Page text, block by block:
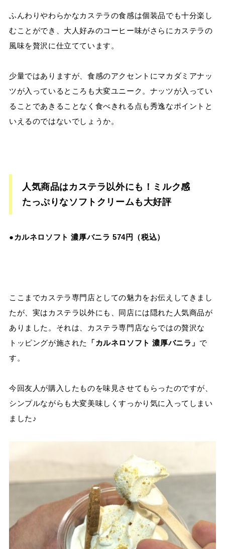
ふんわりやわらかなカステラの食感は個装品でも十分楽し
むことができ、大人好みのコーヒー味がさらにカステラの
風味を贅沢に仕立てています。
少量ではありますが、食感のアクセントにマカダミアナッ
ツが入っているところも大変ユニーク。ナッツが入ってい
ることであきることなく食べきれる点も秀逸なポイントと
いえるのではないでしょうか。
人気商品はカステラ以外にも！ミルク感
たっぷりなソフトクリームも大好評
●カルネロソフト 濃厚バニラ 574円（税込）
ここまでカステラ専門店としての魅力をお伝えしてきまし
たが、実はカステラ以外にも、同店には隠れた人気商品が
ありました。それは、カステラ専門店ならではの贅沢な
トッピングが施された
「カルネロソフト 濃厚バニラ」 で
す。
今回友人が購入したものを味見させてもらったのですが、
シンプルながらも大変美味しくすっかり気に入ってしまい
ました♪